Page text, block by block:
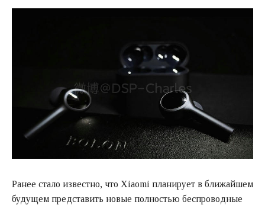
Ранее стало известно, что Xiaomi планирует в ближайшем
будущем представить новые полностью беспроводные